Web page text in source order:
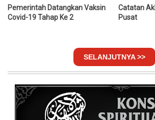
Pemerintah Datangkan Vaksin
Covid-19 Tahap Ke 2
Catatan
Pusat
SELANJUTNYA >>